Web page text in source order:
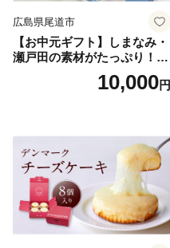
広島県尾道市
【お中元ギフト】しまなみ・
瀬戸田の素材がたっぷり！ジ
10,000円